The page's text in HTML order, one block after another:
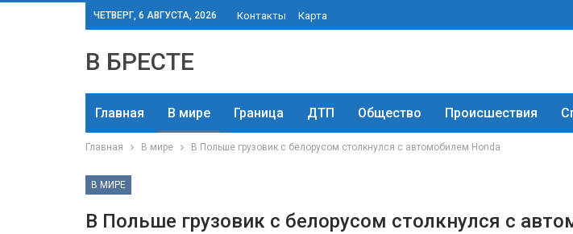
ЧЕТВЕРГ, 6 АВГУСТА, 2026 Контакты Карта
В БРЕСТЕ
Главная В мире Граница ДТП Общество Происшествия
Главная В мире В Польше грузовик с белорусом столкнулся с автомобилем Honda
В МИРЕ
В Польше грузовик с белорусом столкнулся с